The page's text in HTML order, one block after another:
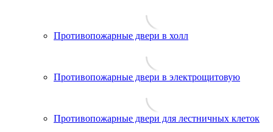
Противопожарные двери в холл
Противопожарные двери в электрощитовую
Противопожарные двери для лестничных клеток